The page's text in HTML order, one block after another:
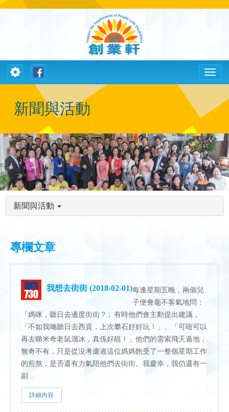
Toggle
Toggle
navigation
新聞與活動
新聞與活動
專欄文章
我想去街街 (2018-02-01)每逢星期五晚，兩個兒
子便會毫不客氣地問：
「媽咪，聽日去邊度街街？」有時他們會主動提出建議，
「不如我哋聽日去西貢，上次攀石好好玩！」、「可唔可以
再去睇米奇老鼠溜冰，真係好靚！」他們的需索飛天遁地，
無奇不有，只是從沒考慮過這位媽媽飽受了一整個星期工作
的煎熬，是否還有力氣陪他們去街街。我慶幸，我仍還有一
副...
詳細內容